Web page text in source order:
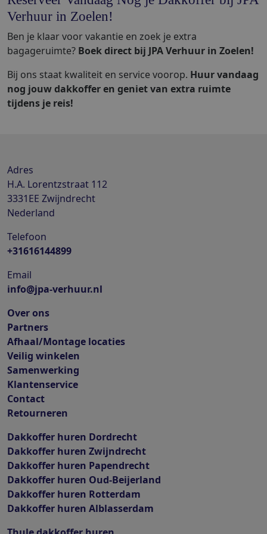
Verhuur in Zoelen!
Ben je klaar voor vakantie en zoek je extra
bagageruimte? Boek direct bij JPA Verhuur in Zoelen!
Bij ons staat kwaliteit en service voorop. Huur vandaag
nog jouw dakkoffer en geniet van extra ruimte
tijdens je reis!
Adres
H.A. Lorentzstraat 112
3331EE Zwijndrecht
Nederland
Telefoon
+31616144899
Email
info@jpa-verhuur.nl
Over ons
Partners
Afhaal/Montage locaties
Veilig winkelen
Samenwerking
Klantenservice
Contact
Retourneren
Dakkoffer huren Dordrecht
Dakkoffer huren Zwijndrecht
Dakkoffer huren Papendrecht
Dakkoffer huren Oud-Beijerland
Dakkoffer huren Rotterdam
Dakkoffer huren Alblasserdam